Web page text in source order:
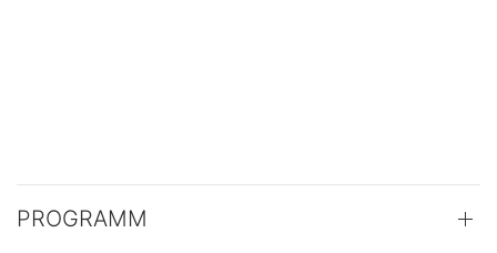
PROGRAMM